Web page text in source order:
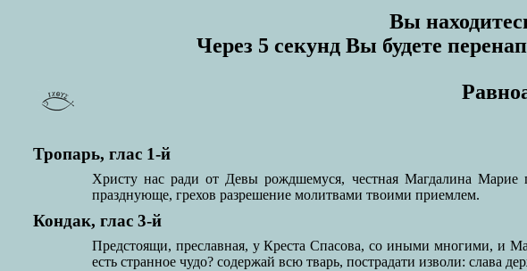
Вы
Через 5 секунд Вы будете
Тропарь, глас 1-й
Христу нас ради от Девы рождшемуся, честная Магдалина Марие
празднующе, грехов разрешение молитвами твоими приемлем.
Кондак, глас 3-й
Предстоящи, преславная, у Креста Спасова, со иными многими, и
есть странное чудо? содержай всю тварь, пострадати изволи: слава